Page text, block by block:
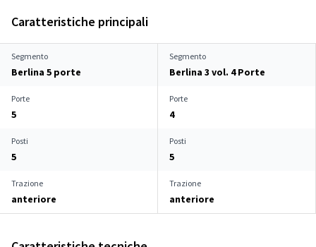
Caratteristiche principali
Segmento
Berlina 5 porte
Segmento
Berlina 3 vol. 4 Porte
Porte
5
Porte
4
Posti
5
Posti
5
Trazione
anteriore
Trazione
anteriore